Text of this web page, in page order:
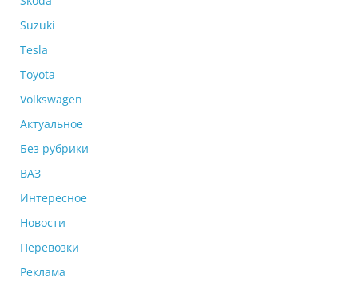
Suzuki
Tesla
Toyota
Volkswagen
Актуальное
Без рубрики
ВАЗ
Интересное
Новости
Перевозки
Реклама